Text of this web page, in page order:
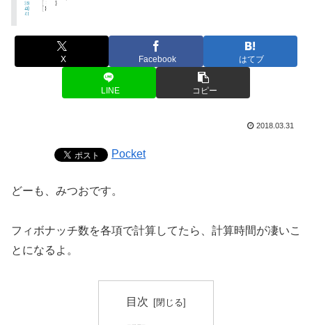
X Facebook はてブ
LINE コピー
2018.03.31
Pocket
どーも、みつおです。
フィボナッチ数を各項で計算してたら、計算時間が凄いこ
とになるよ。
目次